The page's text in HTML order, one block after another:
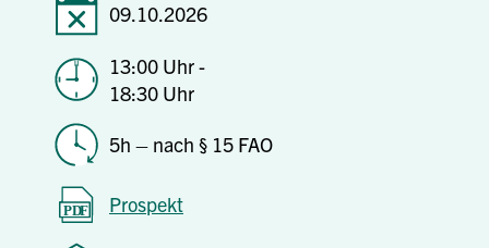
09.10.2026
13:00 Uhr -
18:30 Uhr
5h – nach § 15 FAO
Prospekt